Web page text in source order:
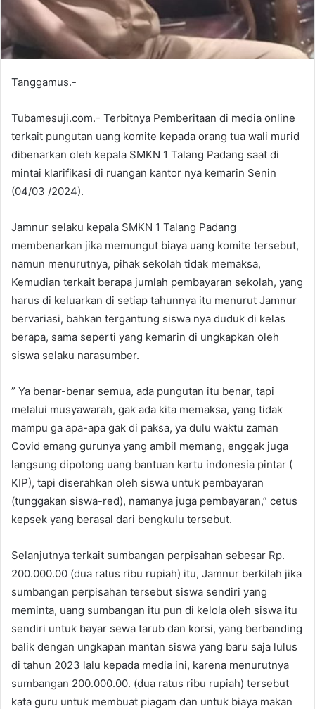
Tanggamus.-
Tubamesuji.com.- Terbitnya Pemberitaan di media online
terkait pungutan uang komite kepada orang tua wali murid
dibenarkan oleh kepala SMKN 1 Talang Padang saat di
mintai klarifikasi di ruangan kantor nya kemarin Senin
(04/03 /2024).
Jamnur selaku kepala SMKN 1 Talang Padang
membenarkan jika memungut biaya uang komite tersebut,
namun menurutnya, pihak sekolah tidak memaksa,
Kemudian terkait berapa jumlah pembayaran sekolah, yang
harus di keluarkan di setiap tahunnya itu menurut Jamnur
bervariasi, bahkan tergantung siswa nya duduk di kelas
berapa, sama seperti yang kemarin di ungkapkan oleh
siswa selaku narasumber.
” Ya benar-benar semua, ada pungutan itu benar, tapi
melalui musyawarah, gak ada kita memaksa, yang tidak
mampu ga apa-apa gak di paksa, ya dulu waktu zaman
Covid emang gurunya yang ambil memang, enggak juga
langsung dipotong uang bantuan kartu indonesia pintar (
KIP), tapi diserahkan oleh siswa untuk pembayaran
(tunggakan siswa-red), namanya juga pembayaran,” cetus
kepsek yang berasal dari bengkulu tersebut.
Selanjutnya terkait sumbangan perpisahan sebesar Rp.
200.000.00 (dua ratus ribu rupiah) itu, Jamnur berkilah jika
sumbangan perpisahan tersebut siswa sendiri yang
meminta, uang sumbangan itu pun di kelola oleh siswa itu
sendiri untuk bayar sewa tarub dan korsi, yang berbanding
balik dengan ungkapan mantan siswa yang baru saja lulus
di tahun 2023 lalu kepada media ini, karena menurutnya
sumbangan 200.000.00. (dua ratus ribu rupiah) tersebut
kata guru untuk membuat piagam dan untuk biaya makan